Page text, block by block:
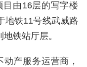
由16层的写字楼
地铁11号线武威路
铁站厅层。
产服务运营商，